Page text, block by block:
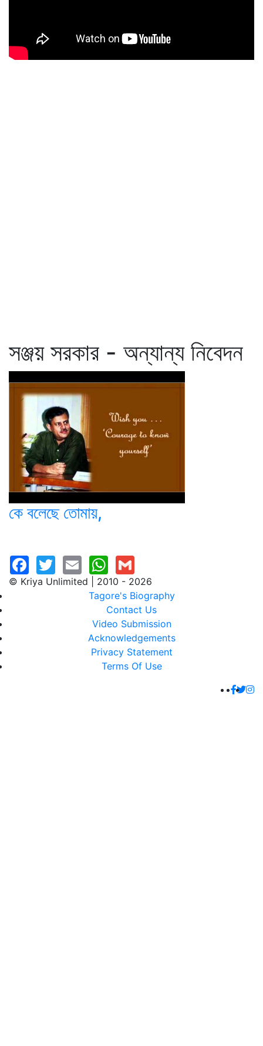
সঞ্জয় সরকার - অন্যান্য নিবেদন
কে বলেছে তোমায়,
© Kriya Unlimited | 2010 - 2026
Tagore's Biography
Contact Us
Video Submission
Acknowledgements
Privacy Statement
Terms Of Use